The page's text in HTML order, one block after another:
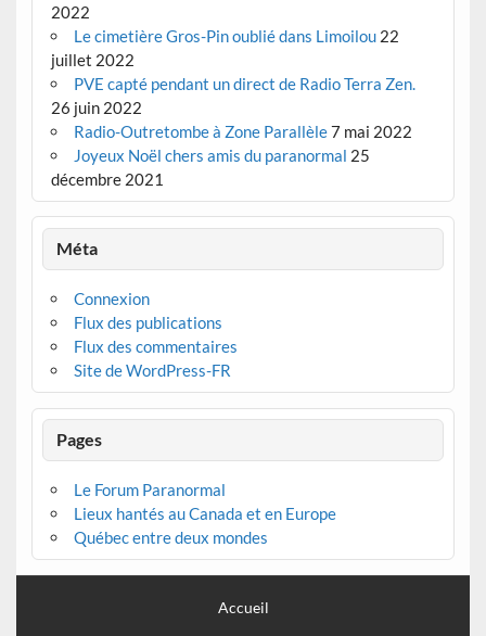
2022
Le cimetière Gros-Pin oublié dans Limoilou 22
juillet 2022
PVE capté pendant un direct de Radio Terra Zen.
26 juin 2022
Radio-Outretombe à Zone Parallèle7 mai 2022
Joyeux Noël chers amis du paranormal 25
décembre 2021
Méta
Connexion
Flux des publications
Flux des commentaires
Site de WordPress-FR
Pages
Le Forum Paranormal
Lieux hantés au Canada et en Europe
Québec entre deux mondes
Accueil